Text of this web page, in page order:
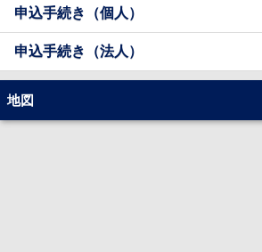
申込手続き（個人）
申込手続き（法人）
地図